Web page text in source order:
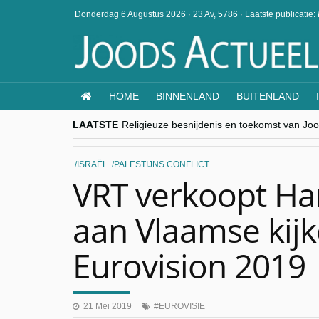
Donderdag 6 Augustus 2026 · 23 Av, 5786 · Laatste publicatie:
HOME BINNENLAND BUITENLAND
LAATSTE Religieuze besnijdenis en toekomst van
“Besnijdenisdebat toont hoe moeilijk
CITYTRIP | ROEMENIË – Boekarest: de
“Vandaag zit elke Jood in België op de
ISRAËL PALESTIJNS CONFLICT
VRT verkoopt
aan Vlaamse
Eurovision 2019
21 Mei 2019 EUROVISIE